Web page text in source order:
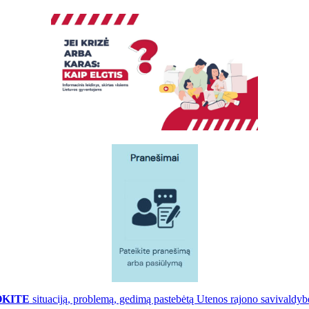
situaciją, problemą, gedimą pastebėtą Utenos rajono